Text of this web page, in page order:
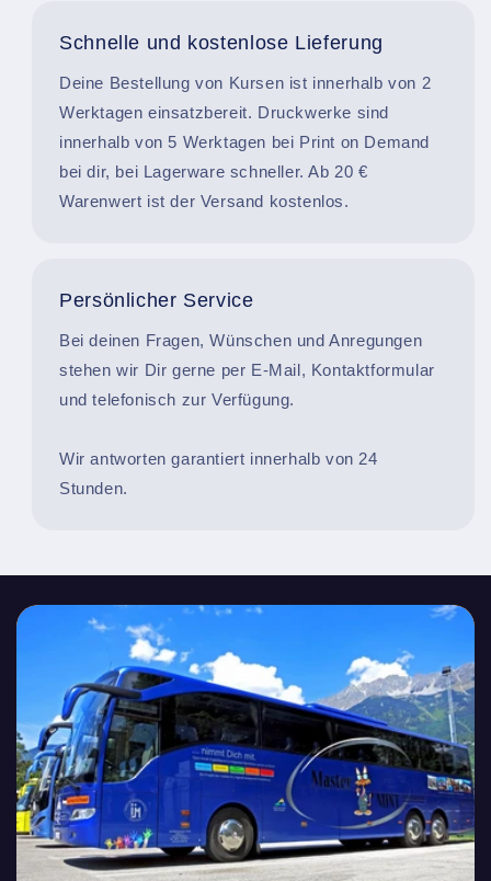
Schnelle und kostenlose Lieferung
Deine Bestellung von Kursen ist innerhalb von 2
Werktagen einsatzbereit. Druckwerke sind
innerhalb von 5 Werktagen bei Print on Demand
bei dir, bei Lagerware schneller. Ab 20 €
Warenwert ist der Versand kostenlos.
Persönlicher Service
Bei deinen Fragen, Wünschen und Anregungen
stehen wir Dir gerne per E-Mail, Kontaktformular
und telefonisch zur Verfügung.
Wir antworten garantiert innerhalb von 24
Stunden.